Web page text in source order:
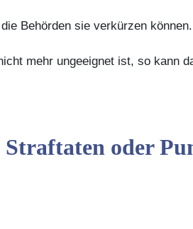
Behörden sie verkürzen
mehr ungeeignet ist, so kann
oder